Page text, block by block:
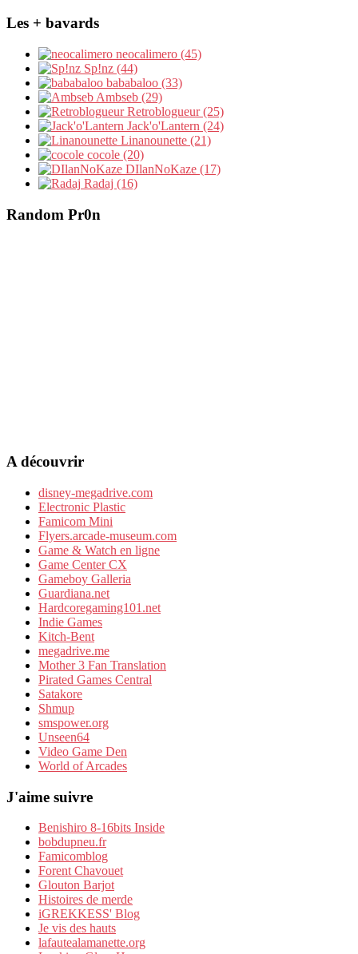
Les + bavards
neocalimero (45)
Sp!nz (44)
bababaloo (33)
Ambseb (29)
Retroblogueur (25)
Jack'o'Lantern (24)
Linanounette (21)
cocole (20)
DIlanNoKaze (17)
Radaj (16)
Random Pr0n
A découvrir
disney-megadrive.com
Electronic Plastic
Famicom Mini
Flyers.arcade-museum.com
Game & Watch en ligne
Game Center CX
Gameboy Galleria
Guardiana.net
Hardcoregaming101.net
Indie Games
Kitch-Bent
megadrive.me
Mother 3 Fan Translation
Pirated Games Central
Satakore
Shmup
smspower.org
Unseen64
Video Game Den
World of Arcades
J'aime suivre
Benishiro 8-16bits Inside
bobdupneu.fr
Famicomblog
Forent Chavouet
Glouton Barjot
Histoires de merde
iGREKKESS' Blog
Je vis des hauts
lafautealamanette.org